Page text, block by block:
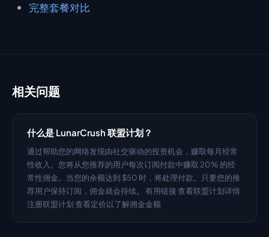
完整套餐对比
相关问题
什么是 LunarCrush 联盟计划？
通过帮助您的网络发现由社交驱动的投资机会，赚取每月经常
性收入。您将从您推荐的用户每次订阅付款中赚取 20% 的经
常性佣金。当您的余额达到 $50 时，将处理付款。只要您的推
荐用户保持订阅，佣金就会持续。 有用链接 查看联盟计划详情
注册联盟计划 查看定价以了解佣金金额